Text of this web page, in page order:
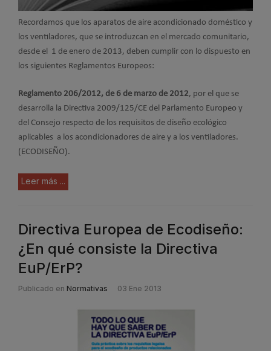
Recordamos que los aparatos de aire acondicionado doméstico y
los ventiladores, que se introduzcan en el mercado comunitario,
desde el 1 de enero de 2013, deben cumplir con lo dispuesto en
los siguientes Reglamentos Europeos:
Reglamento 206/2012, de 6 de marzo de 2012, por el que se
desarrolla la Directiva 2009/125/CE del Parlamento Europeo y
del Consejo respecto de los requisitos de diseño ecológico
aplicables a los acondicionadores de aire y a los ventiladores.
(ECODISEÑO).
Leer más ...
Directiva Europea de Ecodiseño:
¿En qué consiste la Directiva
EuP/ErP?
Publicado en Normativas 03 Ene 2013